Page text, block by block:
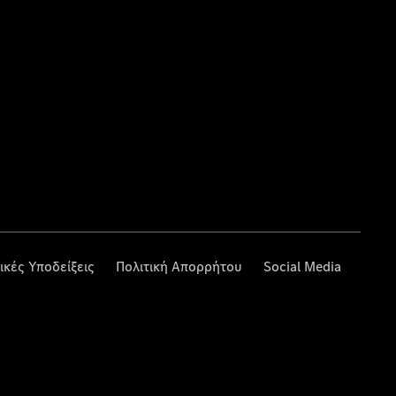
Υποδείξεις Πολιτική Απορρήτου Social Media